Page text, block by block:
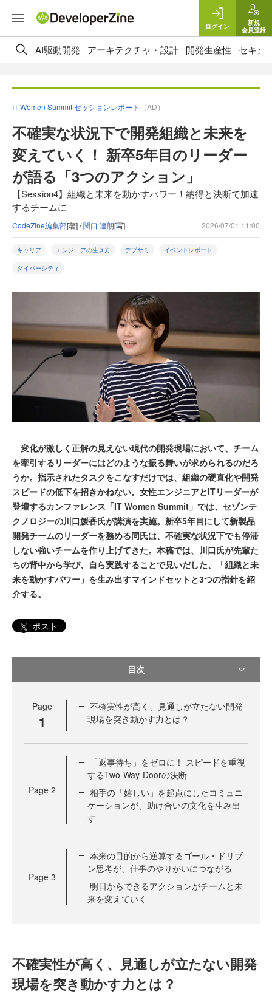
ログイン
新規
会員登録
AI駆動開発 アーキテクチャ・設計 開発生産性 セキュ
IT Women Summit セッションレポート （AD）
不確実な状況下で開発組織と未来を
変えていく！ 新卒5年目のリーダー
が語る「3つのアクション」
【Session4】組織と未来を動かすパワー！納得と決断で加速
するチームに
CodeZine編集部[著] /関口 達朗[写] 2026/07/01 11:00
キャリア エンジニアの生き方 デブサミ イベントレポート
ダイバーシティ
変化が激しく正解の見えない現代の開発現場において、チーム
を牽引するリーダーにはどのような振る舞いが求められるのだろ
うか。指示されたタスクをこなすだけでは、組織の硬直化や開発
スピードの低下を招きかねない。女性エンジニアとITリーダーが
登壇するカンファレンス「IT Women Summit」では、セゾンテ
クノロジーの川口媛香氏が講演を実施。新卒5年目にして新製品
開発チームのリーダーを務める同氏は、不確実な状況下でも停滞
しない強いチームを作り上げてきた。本稿では、川口氏が先輩た
ちの背中から学び、自ら実践することで見いだした、「組織と未
来を動かすパワー」を生み出すマインドセットと3つの指針を紹
介する。
ポスト
目次
Page
1
不確実性が高く、見通しが立たない開発
現場を突き動かす力とは？
Page 2
「返事待ち」をゼロに！ スピードを重視
するTwo-Way-Doorの決断
相手の「嬉しい」を起点にしたコミュニ
ケーションが、助け合いの文化を生み出
す
Page 3
本来の目的から逆算するゴール・ドリブ
ン思考が、仕事のやりがいにつながる
明日からできるアクションがチームと未
来を変えていく
不確実性が高く、見通しが立たない開発
現場を突き動かす力とは？